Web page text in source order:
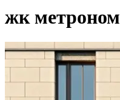
жк метроном